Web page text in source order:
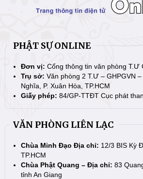
PHẬT SỰ ONLINE
Đơn vị: Cổng thông tin văn phòng T.Ư
Trụ sở: Văn phòng 2 T.Ư – GHPGVN
Nghĩa, P. Xuân Hòa, TP.HCM
Giấy phép: 84/GP-TTĐT Cục phát
VĂN PHÒNG LIÊN LẠC
Chùa Minh Đạo Địa chỉ: 12/3 BIS Kỳ
TP.HCM
Chùa Phật Quang – Địa chỉ: 83
tỉnh An Giang